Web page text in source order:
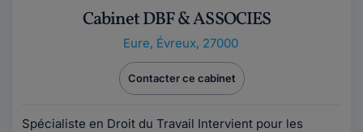
Cabinet DBF & ASSOCIES
Eure, Évreux, 27000
Contacter ce cabinet
Spécialiste en Droit du Travail Intervient pour les